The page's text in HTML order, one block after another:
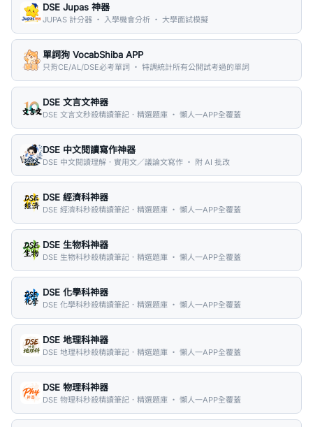
DSE Jupas 神器
JUPAS 計分器 ・ 入學機會分析 ・ 大學面試模擬
單詞狗 VocabShiba APP
只背CE/AL/DSE必考單詞 ・ 特調統計所有公開試考過的單詞
DSE 文言文神器
DSE 文言文秒殺精讀筆記．精選題庫 ・ 懶人一APP全覆蓋
DSE 中文閱讀寫作神器
DSE 中文閱讀理解．實用文／議論文寫作 ・ 附 AI 批改
DSE 經濟科神器
DSE 經濟科秒殺精讀筆記．精選題庫 ・ 懶人一APP全覆蓋
DSE 生物科神器
DSE 生物科秒殺精讀筆記．精選題庫 ・ 懶人一APP全覆蓋
DSE 化學科神器
DSE 化學科秒殺精讀筆記．精選題庫 ・ 懶人一APP全覆蓋
DSE 地理科神器
DSE 地理科秒殺精讀筆記．精選題庫 ・ 懶人一APP全覆蓋
DSE 物理科神器
DSE 物理科秒殺精讀筆記．精選題庫 ・ 懶人一APP全覆蓋